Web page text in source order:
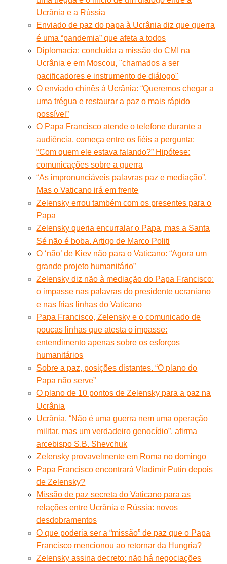
Ucrânia e a Rússia
Enviado de paz do papa à Ucrânia diz que guerra
é uma “pandemia” que afeta a todos
Diplomacia: concluída a missão do CMI na
Ucrânia e em Moscou, "chamados a ser
pacificadores e instrumento de diálogo"
O enviado chinês à Ucrânia: “Queremos chegar a
uma trégua e restaurar a paz o mais rápido
possível”
O Papa Francisco atende o telefone durante a
audiência, começa entre os fiéis a pergunta:
“Com quem ele estava falando?” Hipótese:
comunicações sobre a guerra
“As impronunciáveis palavras paz e mediação”.
Mas o Vaticano irá em frente
Zelensky errou também com os presentes para o
Papa
Zelensky queria encurralar o Papa, mas a Santa
Sé não é boba. Artigo de Marco Politi
O ‘não’ de Kiev não para o Vaticano: “Agora um
grande projeto humanitário”
Zelensky diz não à mediação do Papa Francisco:
o impasse nas palavras do presidente ucraniano
e nas frias linhas do Vaticano
Papa Francisco, Zelensky e o comunicado de
poucas linhas que atesta o impasse:
entendimento apenas sobre os esforços
humanitários
Sobre a paz, posições distantes. “O plano do
Papa não serve”
O plano de 10 pontos de Zelensky para a paz na
Ucrânia
Ucrânia. “Não é uma guerra nem uma operação
militar, mas um verdadeiro genocídio”, afirma
arcebispo S.B. Shevchuk
Zelensky provavelmente em Roma no domingo
Papa Francisco encontrará Vladimir Putin depois
de Zelensky?
Missão de paz secreta do Vaticano para as
relações entre Ucrânia e Rússia: novos
desdobramentos
O que poderia ser a “missão” de paz que o Papa
Francisco mencionou ao retornar da Hungria?
Zelensky assina decreto: não há negociações